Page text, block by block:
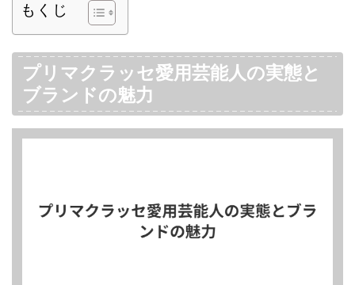
もくじ
プリマクラッセ愛用芸能人の実態と
ブランドの魅力